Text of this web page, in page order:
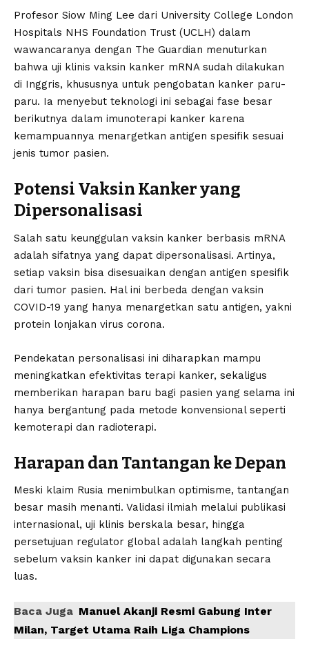
Profesor Siow Ming Lee dari University College London
Hospitals NHS Foundation Trust (UCLH) dalam
wawancaranya dengan The Guardian menuturkan
bahwa uji klinis vaksin kanker mRNA sudah dilakukan
di Inggris, khususnya untuk pengobatan kanker paru-
paru. Ia menyebut teknologi ini sebagai fase besar
berikutnya dalam imunoterapi kanker karena
kemampuannya menargetkan antigen spesifik sesuai
jenis tumor pasien.
Potensi Vaksin Kanker yang
Dipersonalisasi
Salah satu keunggulan vaksin kanker berbasis mRNA
adalah sifatnya yang dapat dipersonalisasi. Artinya,
setiap vaksin bisa disesuaikan dengan antigen spesifik
dari tumor pasien. Hal ini berbeda dengan vaksin
COVID-19 yang hanya menargetkan satu antigen, yakni
protein lonjakan virus corona.
Pendekatan personalisasi ini diharapkan mampu
meningkatkan efektivitas terapi kanker, sekaligus
memberikan harapan baru bagi pasien yang selama ini
hanya bergantung pada metode konvensional seperti
kemoterapi dan radioterapi.
Harapan dan Tantangan ke Depan
Meski klaim Rusia menimbulkan optimisme, tantangan
besar masih menanti. Validasi ilmiah melalui publikasi
internasional, uji klinis berskala besar, hingga
persetujuan regulator global adalah langkah penting
sebelum vaksin kanker ini dapat digunakan secara
luas.
Baca Juga Manuel Akanji Resmi Gabung Inter
Milan, Target Utama Raih Liga Champions